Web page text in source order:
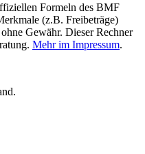
Formeln des BMF
(z.B. Freibeträge)
Gewähr. Dieser Rechner
Mehr im Impressum.